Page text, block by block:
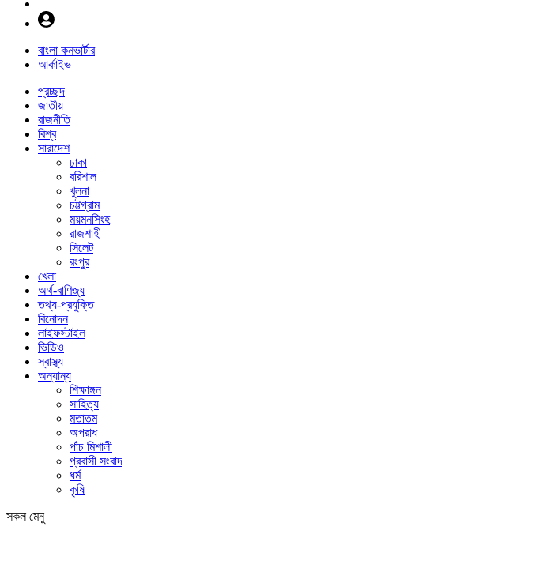
বাংলা কনভার্টার
আর্কাইভ
প্রচ্ছদ
জাতীয়
রাজনীতি
বিশ্ব
সারাদেশ
ঢাকা
বরিশাল
খুলনা
চট্টগ্রাম
ময়মনসিংহ
রাজশাহী
সিলেট
রংপুর
খেলা
অর্থ-বাণিজ্য
তথ্য-প্রযুক্তি
বিনোদন
লাইফস্টাইল
ভিডিও
স্বাস্থ্য
অন্যান্য
শিক্ষাঙ্গন
সাহিত্য
মতাতম
অপরাধ
পাঁচ মিশালী
প্রবাসী সংবাদ
ধর্ম
কৃষি
সকল মেনু